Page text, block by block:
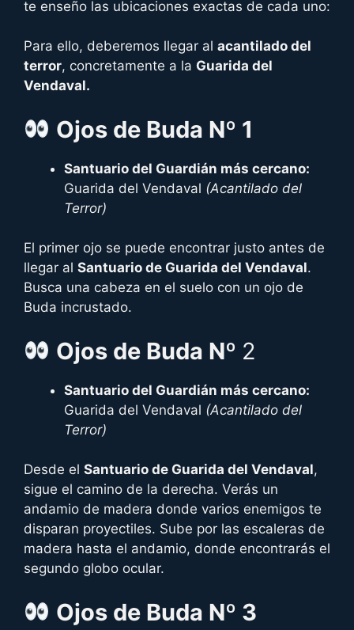
te enseño las ubicaciones exactas de cada uno:
Para ello, deberemos llegar al acantilado del
terror, concretamente a la Guarida del
Vendaval.
Ojos de Buda Nº 1
Santuario del Guardián más cercano:
Guarida del Vendaval (Acantilado del
Terror)
El primer ojo se puede encontrar justo antes de
llegar al Santuario de Guarida del Vendaval.
Busca una cabeza en el suelo con un ojo de
Buda incrustado.
Ojos de Buda Nº 2
Santuario del Guardián más cercano:
Guarida del Vendaval (Acantilado del
Terror)
Desde el Santuario de Guarida del Vendaval,
sigue el camino de la derecha. Verás un
andamio de madera donde varios enemigos te
disparan proyectiles. Sube por las escaleras de
madera hasta el andamio, donde encontrarás el
segundo globo ocular.
Ojos de Buda Nº 3